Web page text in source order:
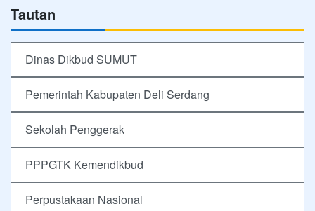
Tautan
Dinas Dikbud SUMUT
Pemerintah Kabupaten Deli Serdang
Sekolah Penggerak
PPPGTK Kemendikbud
Perpustakaan Nasional